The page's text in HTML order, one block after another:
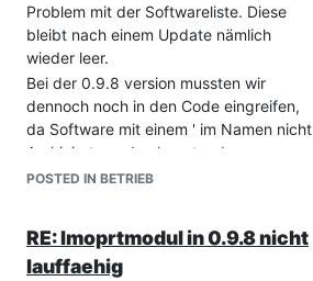
Problem mit der Softwareliste. Diese
bleibt nach einem Update nämlich
wieder leer.
Bei der 0.9.8 version mussten wir
dennoch noch in den Code eingreifen,
da Software mit einem ' im Namen nicht
Archiviert werden konnte, da es zu
einem Mysql Error kam:
$this-
>convertEntry($entry["isys_logbook__e
POSTED IN BETRIEB
RE: Imoprtmodul in 0.9.8 nicht
lauffaehig